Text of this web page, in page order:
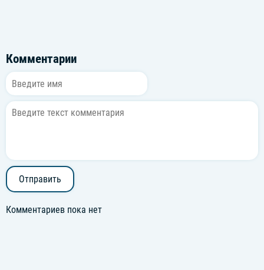
Комментарии
Отправить
Комментариев пока нет